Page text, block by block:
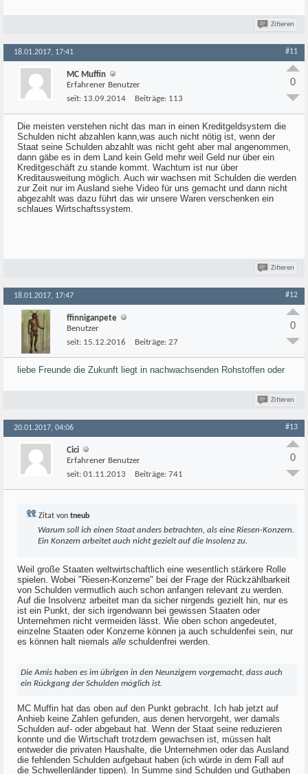
Zitieren
18.01.2017, 17:41 #11
MC Muffin
Erfahrener Benutzer
seit: 13.09.2014 Beiträge: 113
0
Die meisten verstehen nicht das man in einen Kreditgeldsystem die
Schulden nicht abzahlen kann,was auch nicht nötig ist, wenn der
Staat seine Schulden abzahlt was nicht geht aber mal angenommen,
dann gäbe es in dem Land kein Geld mehr weil Geld nur über ein
Kreditgeschäft zu stande kommt. Wachtum ist nur über
Kreditausweitung möglich. Auch wir wachsen mit Schulden die werden
zur Zeit nur im Ausland siehe Video für uns gemacht und dann nicht
abgezahlt was dazu führt das wir unsere Waren verschenken ein
schlaues Wirtschaftssystem.
Zitieren
18.01.2017, 17:47 #12
ffinniganpete
Benutzer
seit: 15.12.2016 Beiträge: 27
0
liebe Freunde die Zukunft liegt in nachwachsenden Rohstoffen oder
Zitieren
20.01.2017, 04:06 #13
Cici
Erfahrener Benutzer
seit: 01.11.2013 Beiträge: 741
0
Zitat von tneub
Warum soll ich einen Staat anders betrachten, als eine Riesen-Konzern.
Ein Konzern arbeitet auch nicht gezielt auf die Insolenz zu.
Weil große Staaten weltwirtschaftlich eine wesentlich stärkere Rolle
spielen. Wobei "Riesen-Konzerne" bei der Frage der Rückzählbarkeit
von Schulden vermutlich auch schon anfangen relevant zu werden.
Auf die Insolvenz arbeitet man da sicher nirgends gezielt hin, nur es
ist ein Punkt, der sich irgendwann bei gewissen Staaten oder
Unternehmen nicht vermeiden lässt. Wie oben schon angedeutet,
einzelne Staaten oder Konzerne können ja auch schuldenfei sein, nur
es können halt niemals alle schuldenfrei werden.
Die Amis haben es im übrigen in den Neunzigern vorgemacht, dass auch
ein Rückgang der Schulden möglich ist.
MC Muffin hat das oben auf den Punkt gebracht. Ich hab jetzt auf
Anhieb keine Zahlen gefunden, aus denen hervorgeht, wer damals
Schulden auf- oder abgebaut hat. Wenn der Staat seine reduzieren
konnte und die Wirtschaft trotzdem gewachsen ist, müssen halt
entweder die privaten Haushalte, die Unternehmen oder das Ausland
die fehlenden Schulden aufgebaut haben (ich würde in dem Fall auf
die Schwellenländer tippen). In Summe sind Schulden und Guthaben